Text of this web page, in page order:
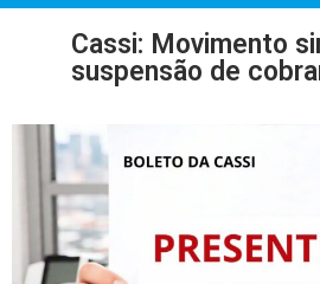
Cassi: Movimento
suspensão de